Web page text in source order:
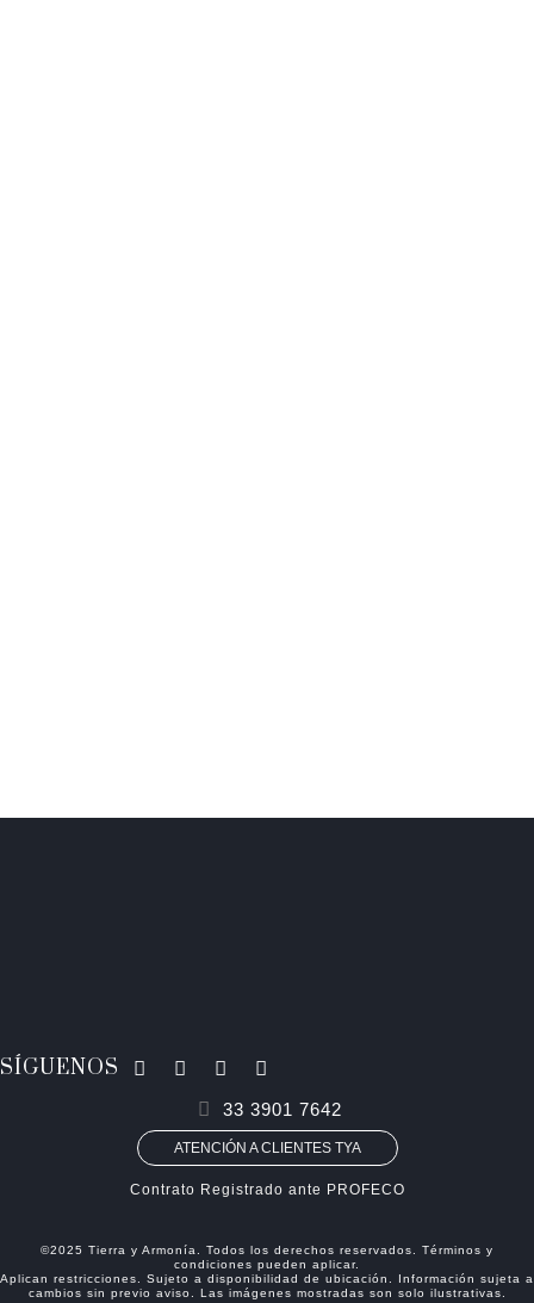
SÍGUENOS
33 3901 7642
ATENCIÓN A CLIENTES TYA
Contrato Registrado ante PROFECO
©2025 Tierra y Armonía. Todos los derechos reservados. Términos y
condiciones pueden aplicar.
Aplican restricciones. Sujeto a disponibilidad de ubicación. Información sujeta a
cambios sin previo aviso. Las imágenes mostradas son solo ilustrativas.